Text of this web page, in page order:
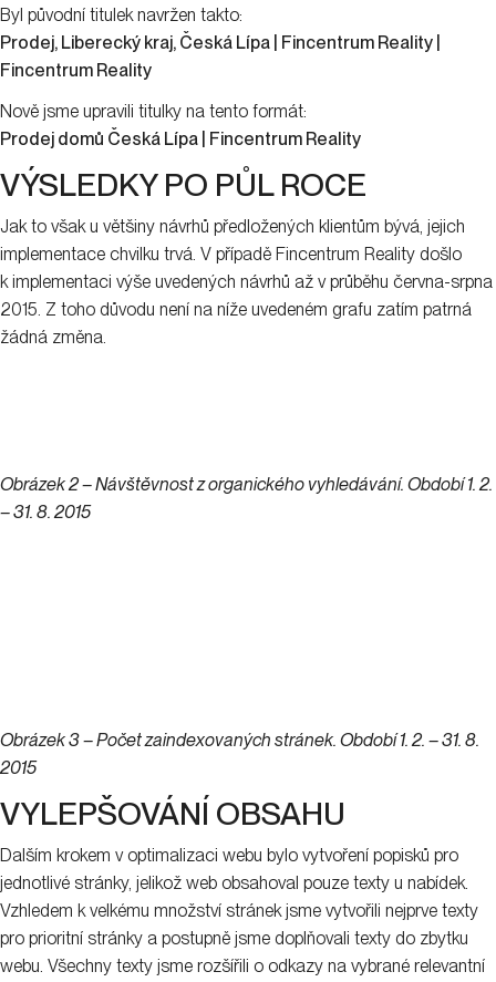
Byl původní titulek navržen takto:
Prodej, Liberecký kraj, Česká Lípa | Fincentrum Reality |
Fincentrum Reality
Nově jsme upravili titulky na tento formát:
Prodej domů Česká Lípa | Fincentrum Reality
VÝSLEDKY PO PŮL ROCE
Jak to však u většiny návrhů předložených klientům bývá, jejich
implementace chvilku trvá. V případě Fincentrum Reality došlo
k implementaci výše uvedených návrhů až v průběhu června-srpna
2015. Z toho důvodu není na níže uvedeném grafu zatím patrná
žádná změna.
Obrázek 2 – Návštěvnost z organického vyhledávání. Období 1. 2.
– 31. 8. 2015
Obrázek 3 – Počet zaindexovaných stránek. Období 1. 2. – 31. 8.
2015
VYLEPŠOVÁNÍ OBSAHU
Dalším krokem v optimalizaci webu bylo vytvoření popisků pro
jednotlivé stránky, jelikož web obsahoval pouze texty u nabídek.
Vzhledem k velkému množství stránek jsme vytvořili nejprve texty
pro prioritní stránky a postupně jsme doplňovali texty do zbytku
webu. Všechny texty jsme rozšířili o odkazy na vybrané relevantní